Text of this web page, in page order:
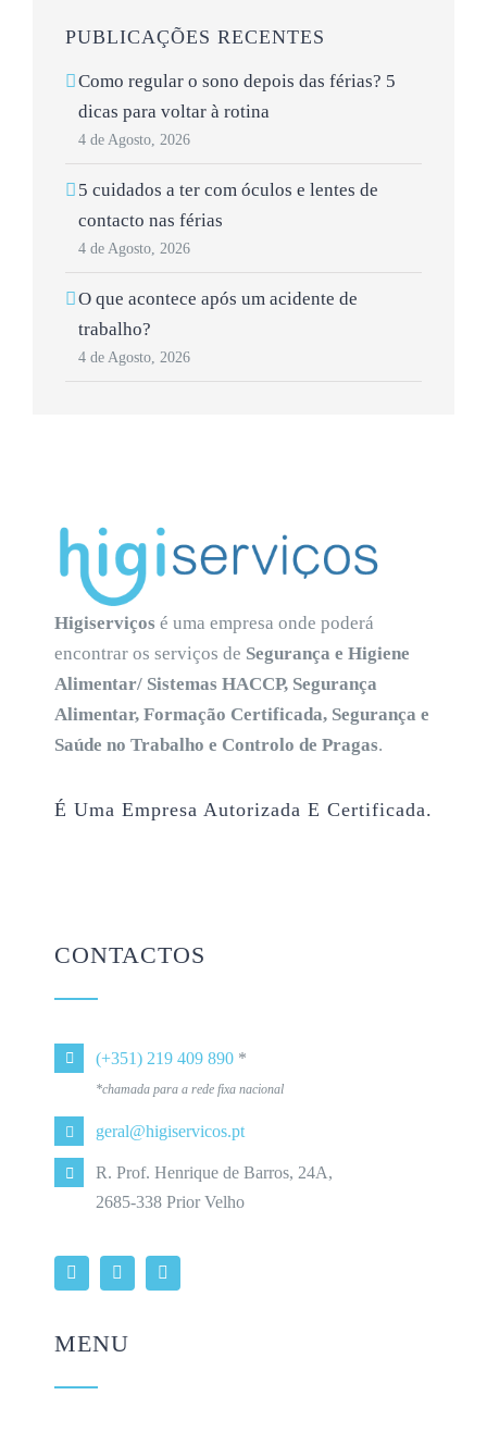
PUBLICAÇÕES RECENTES
Como regular o sono depois das férias? 5
dicas para voltar à rotina
4 de Agosto, 2026
5 cuidados a ter com óculos e lentes de
contacto nas férias
4 de Agosto, 2026
O que acontece após um acidente de
trabalho?
4 de Agosto, 2026
Higiserviços é uma empresa onde poderá
encontrar os serviços de Segurança e Higiene
Alimentar/ Sistemas HACCP, Segurança
Alimentar, Formação Certificada, Segurança e
Saúde no Trabalho e Controlo de Pragas.
É Uma Empresa Autorizada E Certificada.
CONTACTOS
(+351) 219 409 890 *
*chamada para a rede fixa nacional
geral@higiservicos.pt
R. Prof. Henrique de Barros, 24A,
2685-338 Prior Velho
MENU